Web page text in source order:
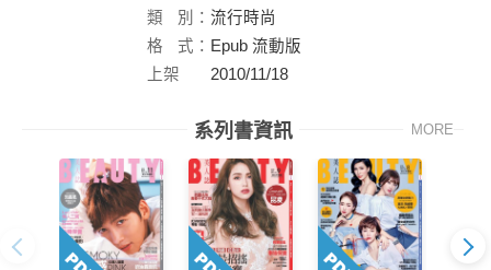
社：
類
別： 流行時尚
格
式： Epub 流動版
上架
2010/11/18
系列書資訊 MORE